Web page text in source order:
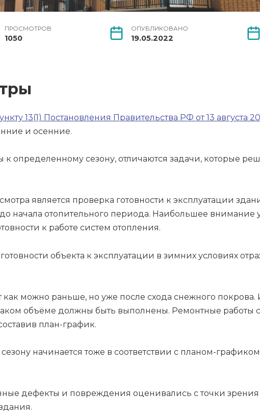
ПРОСМОТРОВ
1050
ОПУБЛИКОВАНО
19.05.2022
13(1) Постановления Правительства РФ от 13 августа
и осенние.
к определенному сезону, отличаются задачи, которые
является проверка готовности к эксплуатации
начала отопительного периода. Наибольшее внимание
к работе систем отопления.
объекта к эксплуатации в зимних условиях
можно раньше, но уже после схода снежного
объёме должны быть выполнены. Ремонтные работы
план-график.
начинается тоже в соответствии с планом-
дефекты и повреждения оценивались с точки зрения